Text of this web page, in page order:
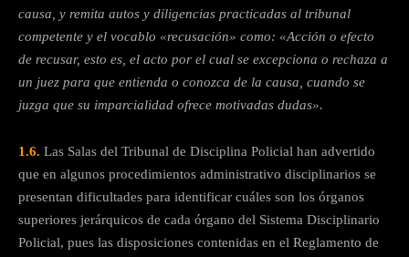
causa, y remita autos y diligencias practicadas al tribunal
competente y el vocablo «recusación» como: «Acción o efecto
de recusar, esto es, el acto por el cual se excepciona o rechaza a
un juez para que entienda o conozca de la causa, cuando se
juzga que su imparcialidad ofrece motivadas dudas».
1.6. Las Salas del Tribunal de Disciplina Policial han advertido
que en algunos procedimientos administrativo disciplinarios se
presentan dificultades para identificar cuáles son los órganos
superiores jerárquicos de cada órgano del Sistema Disciplinario
Policial, pues las disposiciones contenidas en el Reglamento de